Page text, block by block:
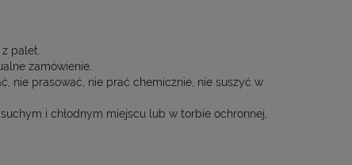
palet.
zamówienie.
nie prasować, nie prać chemicznie, nie suszyć w
i chłodnym miejscu lub w torbie ochronnej,